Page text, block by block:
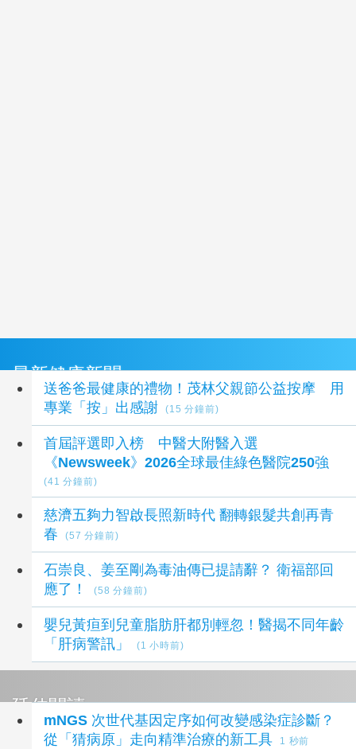
最新健康新聞
送爸爸最健康的禮物！茂林父親節公益按摩 用
專業「按」出感謝
(15 分鐘前)
首屆評選即入榜 中醫大附醫入選
《Newsweek》2026全球最佳綠色醫院250強
(41 分鐘前)
慈濟五夠力智啟長照新時代 翻轉銀髮共創再青
春
(57 分鐘前)
石崇良、姜至剛為毒油傳已提請辭？ 衛福部回
應了！
(58 分鐘前)
嬰兒黃疸到兒童脂肪肝都別輕忽！醫揭不同年齡
「肝病警訊」
(1 小時前)
延伸閱讀
mNGS 次世代基因定序如何改變感染症診斷？
從「猜病原」走向精準治療的新工具
1 秒前